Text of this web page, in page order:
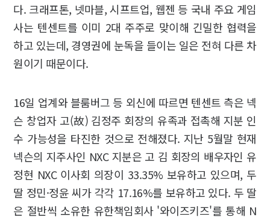
다. 크래프톤, 넷마블, 시프트업, 웹젠 등 국내 주요 게임
사는 텐센트를 이미 2대 주주로 맞이해 긴밀한 협력을
하고 있는데, 경영권에 눈독을 들이는 일은 전혀 다른 차
원이기 때문이다.
16일 업계와 블룸버그 등 외신에 따르면 텐센트 측은 넥
슨 창업자 고(故) 김정주 회장의 유족과 접촉해 지분 인
수 가능성을 타진한 것으로 전해졌다. 지난 5월말 현재
넥슨의 지주사인 NXC 지분은 고 김 회장의 배우자인 유
정현 NXC 이사회 의장이 33.35% 보유하고 있으며, 두
딸 정민·정윤 씨가 각각 17.16%를 보유하고 있다. 두 딸
은 절반씩 소유한 유한책임회사 '와이즈키즈'를 통해 N